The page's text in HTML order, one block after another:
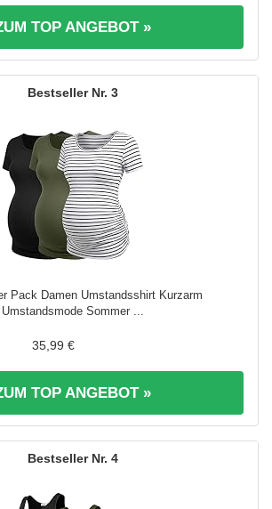
TOP ANGEBOT »
3
Pack Damen Umstandsshirt Kurzarm
Umstandsmode Sommer ...
35,99 €
TOP ANGEBOT »
4